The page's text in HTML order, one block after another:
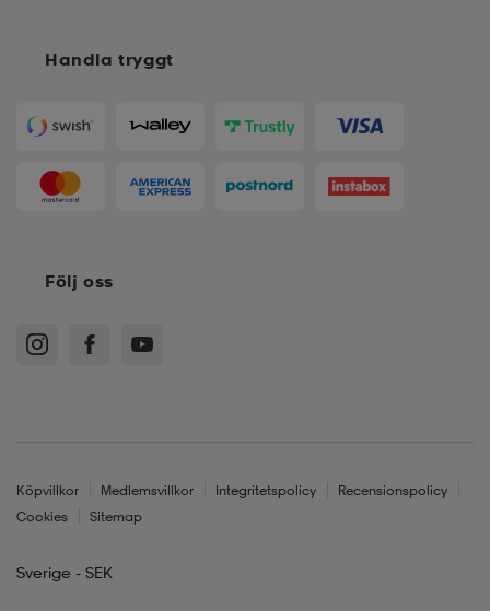
Handla tryggt
Följ oss
Köpvillkor Medlemsvillkor Integritetspolicy
Recensionspolicy
Cookies
Sitemap
Sverige - SEK